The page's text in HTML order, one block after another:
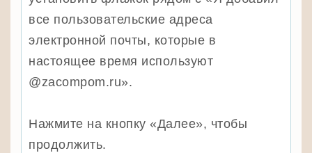
все пользовательские адреса
электронной почты, которые в
настоящее время используют
@zacompom.ru».
Нажмите на кнопку «Далее», чтобы
продолжить.